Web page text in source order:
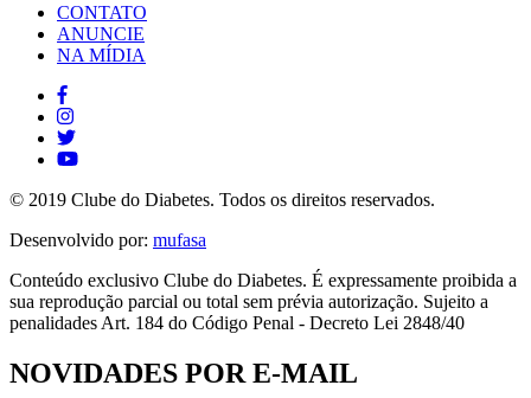
CONTATO
ANUNCIE
NA MÍDIA
© 2019 Clube do Diabetes. Todos os direitos reservados.
Desenvolvido por: mufasa
Conteúdo exclusivo Clube do Diabetes. É expressamente proibida a
sua reprodução parcial ou total sem prévia autorização. Sujeito a
penalidades Art. 184 do Código Penal - Decreto Lei 2848/40
NOVIDADES POR E-MAIL